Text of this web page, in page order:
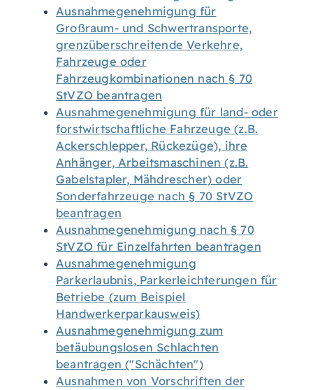
Ausnahmegenehmigung für
Großraum- und Schwertransporte,
grenzüberschreitende Verkehre,
Fahrzeuge oder
Fahrzeugkombinationen nach § 70
StVZO beantragen
Ausnahmegenehmigung für land- oder
forstwirtschaftliche Fahrzeuge (z.B.
Ackerschlepper, Rückezüge), ihre
Anhänger, Arbeitsmaschinen (z.B.
Gabelstapler, Mähdrescher) oder
Sonderfahrzeuge nach § 70 StVZO
beantragen
Ausnahmegenehmigung nach § 70
StVZO für Einzelfahrten beantragen
Ausnahmegenehmigung
Parkerlaubnis, Parkerleichterungen für
Betriebe (zum Beispiel
Handwerkerparkausweis)
Ausnahmegenehmigung zum
betäubungslosen Schlachten
beantragen ("Schächten")
Ausnahmen von Vorschriften der